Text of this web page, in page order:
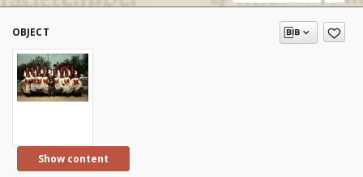
OBJECT
Show content